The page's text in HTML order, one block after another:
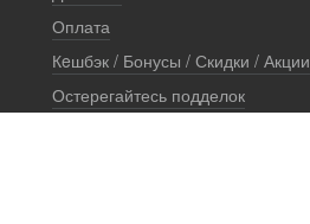
Оплата
Кeшбэк / Бонусы / Скидки / Акции
Остерегайтесь подделок